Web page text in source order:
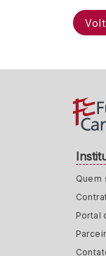
Quem
Portal